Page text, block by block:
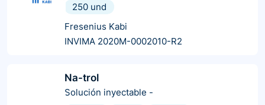
250 und
Fresenius Kabi
INVIMA 2020M-0002010-R2
Na-trol
Solución inyectable -